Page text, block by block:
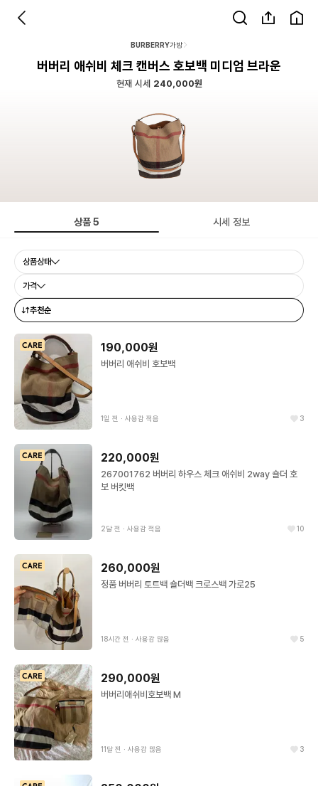
BURBERRY가방
버버리 애쉬비 체크 캔버스 호보백 미디엄 브라운
현재 시세 240,000원
상품5 시세 정보
상품상태
가격
추천순
190,000원
버버리 애쉬비 호보백
1일 전 ∙ 사용감 적음 3
220,000원
267001762 버버리 하우스 체크 애쉬비 2way 숄더 호
보 버킷백
2달 전 ∙ 사용감 적음 10
260,000원
정품 버버리 토트백 숄더백 크로스백 가로25
18시간 전 ∙ 사용감 많음 5
290,000원
버버리애쉬비호보백 M
11달 전 ∙ 사용감 많음 3